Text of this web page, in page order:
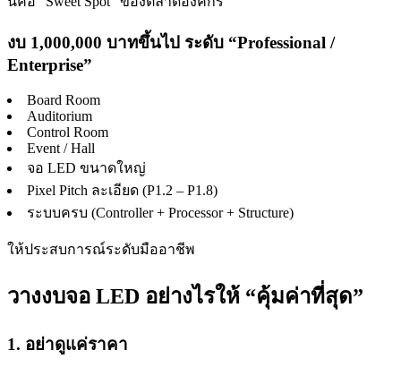
งบ 1,000,000 บาทขึ้นไป ระดับ “Professional /
Enterprise”
Board Room
Auditorium
Control Room
Event / Hall
จอ LED ขนาดใหญ่
Pixel Pitch ละเอียด (P1.2 – P1.8)
ระบบครบ (Controller + Processor + Structure)
ให้ประสบการณ์ระดับมืออาชีพ
วางงบจอ LED อย่างไรให้ “คุ้มค่าที่สุด”
1. อย่าดูแค่ราคา